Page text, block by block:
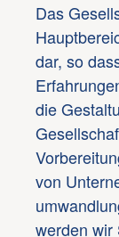
Das
dar, so
die
von
werden wir